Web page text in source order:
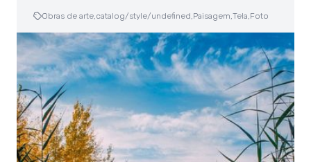
Obras de arte,catalog/style/undefined,Paisagem,Tela,Foto